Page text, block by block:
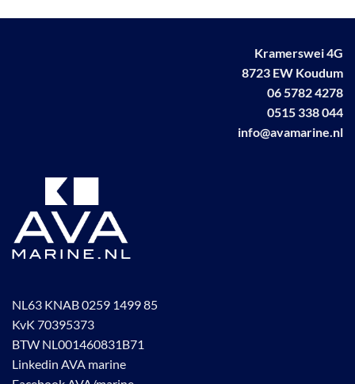
Kramerswei 4G
8723 EW Koudum
06 5782 4278
0515 338 044
info@avamarine.nl
NL63 KNAB 0259 1499 85
KvK 70395373
BTW NL001460831B71
Linkedin AVA marine